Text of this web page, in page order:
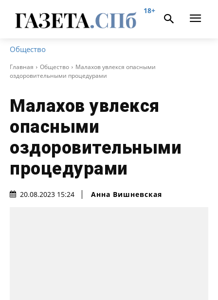
18+
Общество
Главная Общество
Малахов увлекся опасными
оздоровительными процедурами
Малахов увлекся
опасными
оздоровительными
процедурами
20.08.2023 15:24 Анна Вишневская